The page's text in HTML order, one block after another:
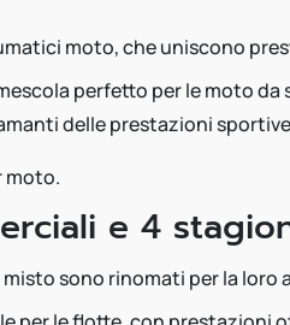
moto, che uniscono
perfetto per le moto
delle prestazioni
moto.
e 4
sono rinomati per la